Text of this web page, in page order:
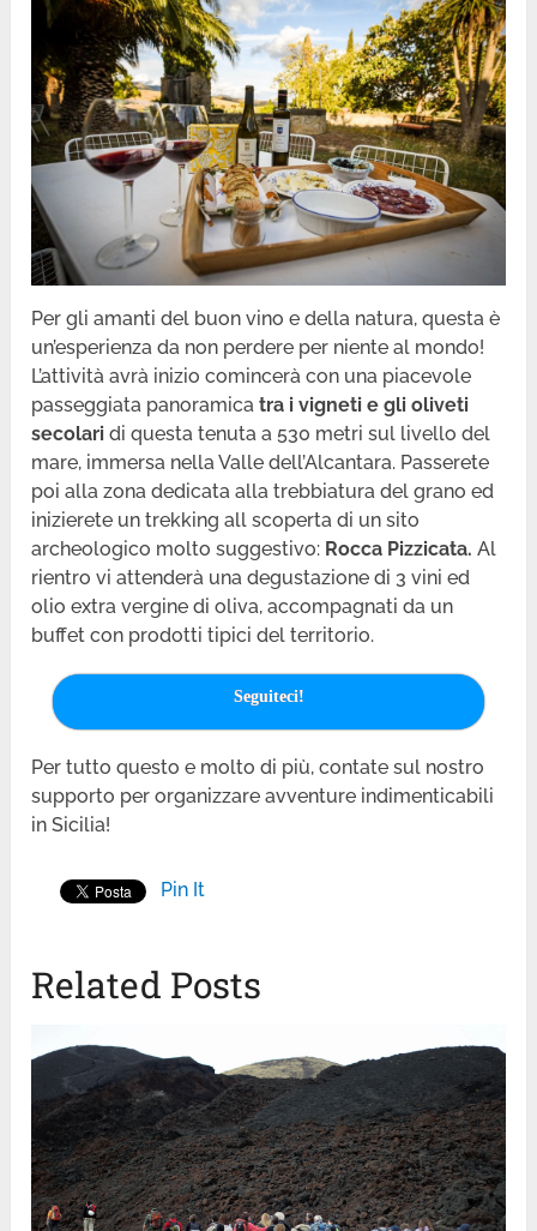
Per gli amanti del buon vino e della natura, questa è
un’esperienza da non perdere per niente al mondo!
L’attività avrà inizio comincerà con una piacevole
passeggiata panoramica tra i vigneti e gli oliveti
secolari di questa tenuta a 530 metri sul livello del
mare, immersa nella Valle dell’Alcantara. Passerete
poi alla zona dedicata alla trebbiatura del grano ed
inizierete un trekking all scoperta di un sito
archeologico molto suggestivo: Rocca Pizzicata. Al
rientro vi attenderà una degustazione di 3 vini ed
olio extra vergine di oliva, accompagnati da un
buffet con prodotti tipici del territorio.
Seguiteci!
Per tutto questo e molto di più, contate sul nostro
supporto per organizzare avventure indimenticabili
in Sicilia!
Pin It
Related Posts